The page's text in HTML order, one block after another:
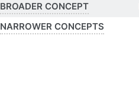
BROADER CONCEPT
NARROWER CONCEPTS